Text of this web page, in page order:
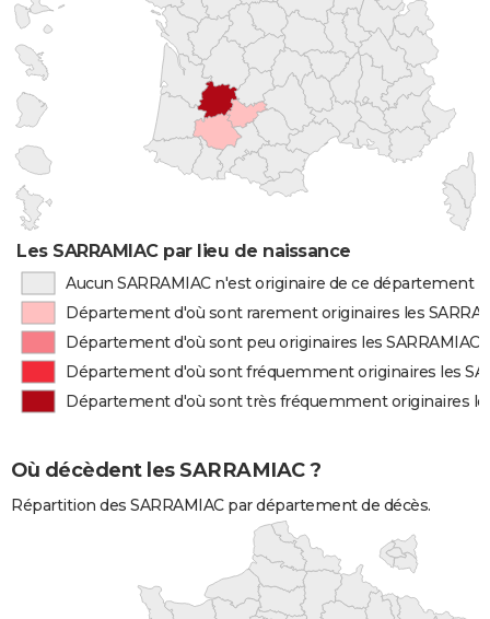
Les SARRAMIAC par lieu de naissance
Aucun SARRAMIAC n'est originaire de ce département
Département d'où sont rarement originaires les
Département d'où sont peu originaires les SARRAMIAC
Département d'où sont fréquemment originaires les
Département d'où sont très fréquemment originaires
Où décèdent les SARRAMIAC ?
Répartition des SARRAMIAC par département de décès.